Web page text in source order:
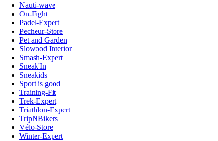
Nauti-wave
On-Fight
Padel-Expert
Pecheur-Store
Pet and Garden
Slowood Interior
Smash-Expert
Sneak'In
Sneakids
Sport is good
Training-Fit
Trek-Expert
Triathlon-Expert
TripNBikers
Vélo-Store
Winter-Expert